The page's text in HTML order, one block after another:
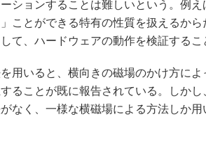
ションすることは難しいという。例
ことができる特有の性質を扱えるから
て、ハードウェアの動作を検証するこ
用いると、横向きの磁場のかけ方によ
ることが既に報告されている。しか
なく、一様な横磁場による方法しか用